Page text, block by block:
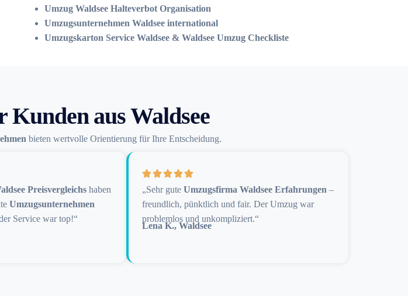
Umzug Waldsee Halteverbot Organisation
Umzugsunternehmen Waldsee international
Umzugskarton Service Waldsee & Waldsee Umzug Checkliste
aus Waldsee
bieten wertvolle Orientierung für Ihre Entscheidung.
Preisvergleichs haben
Umzugsunternehmen
Service war top!“
„Sehr gute Umzugsfirma Waldsee Erfahrungen –
freundlich, pünktlich und fair. Der Umzug war
problemlos und unkompliziert.“
Lena K., Waldsee